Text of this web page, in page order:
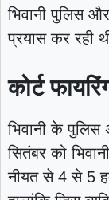
भिवानी पुलिस
प्रयास कर रही
कोर्ट
भिवानी के पुलिस
सितंबर को
नीयत से 4 से 5